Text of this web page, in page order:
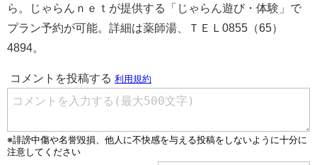
ら。じゃらんｎｅｔが提供する「じゃらん遊び・体験」で
プラン予約が可能。詳細は薬師湯、ＴＥＬ0855（65）
4894。